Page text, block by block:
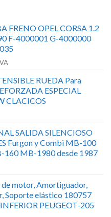
FRENO OPEL CORSA 1.2
F-4000001 G-4000000
RUEDA Para
ESPECIAL
CLACICOS
SALIDA SILENCIOSO
Furgon y Combi MB-100
MB-1980 desde 1987
motor, Amortiguador,
Soporte elástico 180757
PEUGEOT-205